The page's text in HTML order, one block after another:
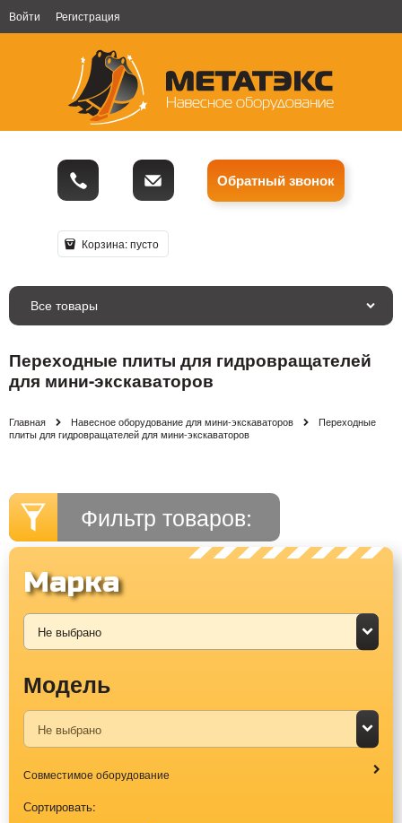
Войти Регистрация
Обратный звонок
Корзина:пусто
Все товары
Переходные плиты для гидровращателей
для мини-экскаваторов
Главная Навесное оборудование для мини-экскаваторов
Переходные
плиты для гидровращателей для мини-экскаваторов
Фильтр товаров:
Марка
Модель
Совместимое оборудование
Сортировать: